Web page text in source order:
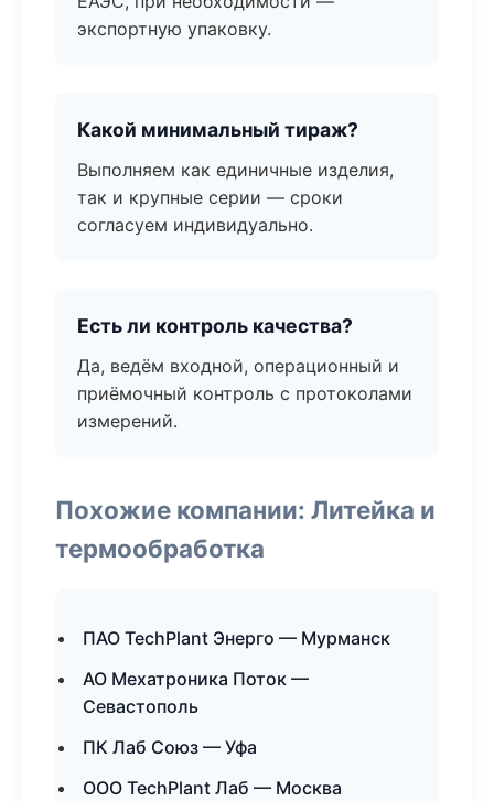
экспортную упаковку.
Какой минимальный тираж?
Выполняем как единичные изделия,
так и крупные серии — сроки
согласуем индивидуально.
Есть ли контроль качества?
Да, ведём входной, операционный и
приёмочный контроль с протоколами
измерений.
Похожие компании: Литейка и
термообработка
ПАО TechPlant Энерго — Мурманск
АО Мехатроника Поток —
Севастополь
ПК Лаб Союз — Уфа
ООО TechPlant Лаб — Москва